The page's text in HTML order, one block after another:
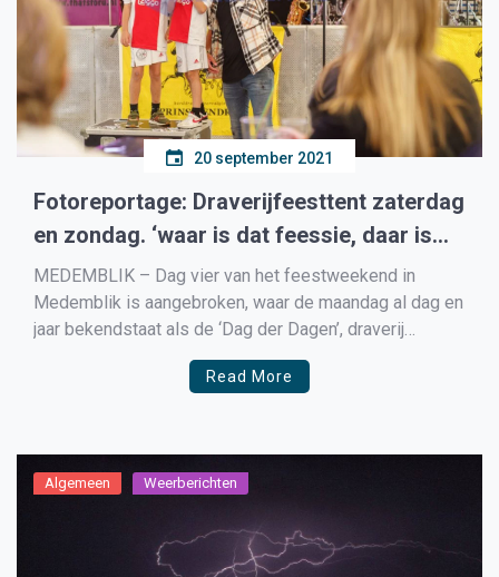
20 september 2021
Fotoreportage: Draverijfeesttent zaterdag
en zondag. ‘waar is dat feessie, daar is
dat feessie’
MEDEMBLIK – Dag vier van het feestweekend in
Medemblik is aangebroken, waar de maandag al dag en
jaar bekendstaat als de ‘Dag der Dagen’, draverij
maandag. Bij Café Brakeboer is de onofficiële start om
10:00 wanneer uit luide borst Country Roads van John
Read More
Algemeen Weerberichten